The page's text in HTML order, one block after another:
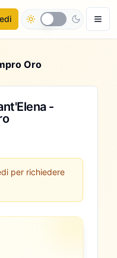
Oro
-
per richiedere